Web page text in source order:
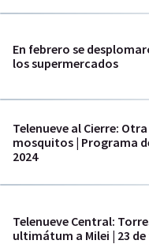
En febrero se
los supermercados
Telenueve al Cierre:
mosquitos | Programa
2024
Telenueve Central:
ultimátum a Milei | 23